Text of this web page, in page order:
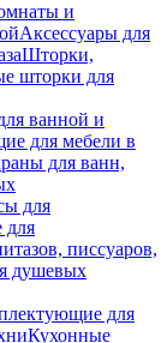
и
Аксессуары для
Шторки,
шторки для
ванной и
для мебели в
для ванн,
для
для
писсуаров,
душевых
для
Кухонные